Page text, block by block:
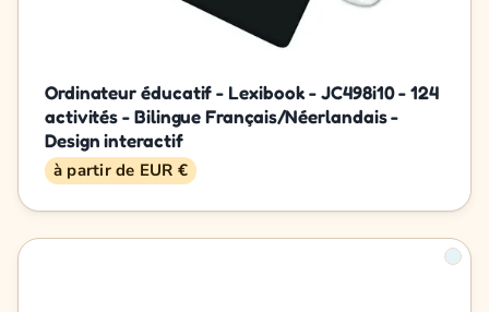
Ordinateur éducatif - Lexibook - JC498i10 - 124
activités - Bilingue Français/Néerlandais -
Design interactif
à partir de EUR €